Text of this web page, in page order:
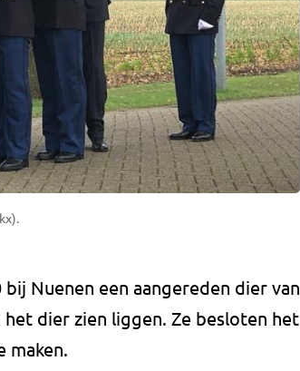
Nuenen een aangereden dier van
dier zien liggen. Ze besloten het
maken.